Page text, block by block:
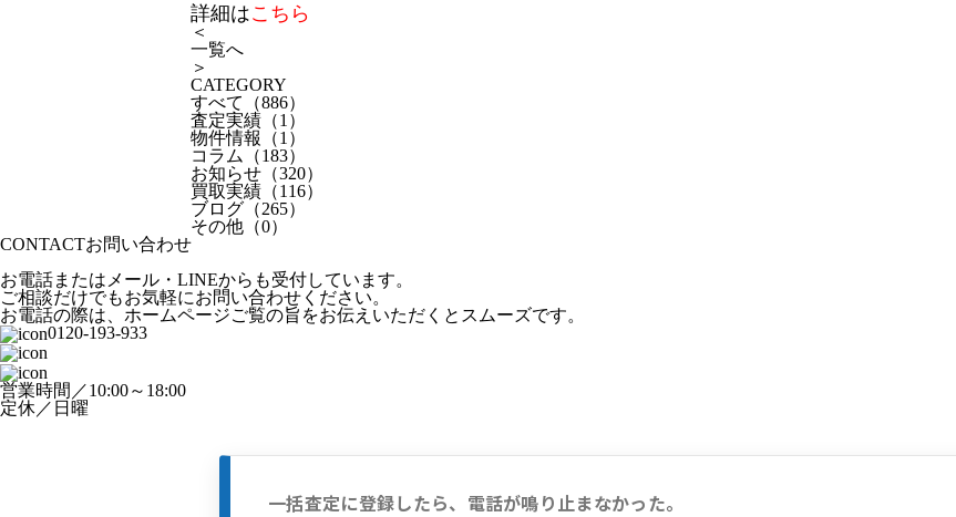
詳細はこちら
＜
一覧へ
＞
CATEGORY
すべて
（886）
査定実績 （1）
物件情報
（1）
コラム
（183）
お知らせ （320）
買取実績 （116）
ブログ （265）
その他 （0）
CONTACTお問い合わせ
お電話またはメール・LINEからも受付しています。
ご相談だけでもお気軽にお問い合わせください。
お電話の際は、ホームページご覧の旨をお伝えいただくとスムーズです。
0120-193-933
営業時間／10:00～18:00
定休／日曜
一括査定に登録したら、電話が鳴り止まなかった。